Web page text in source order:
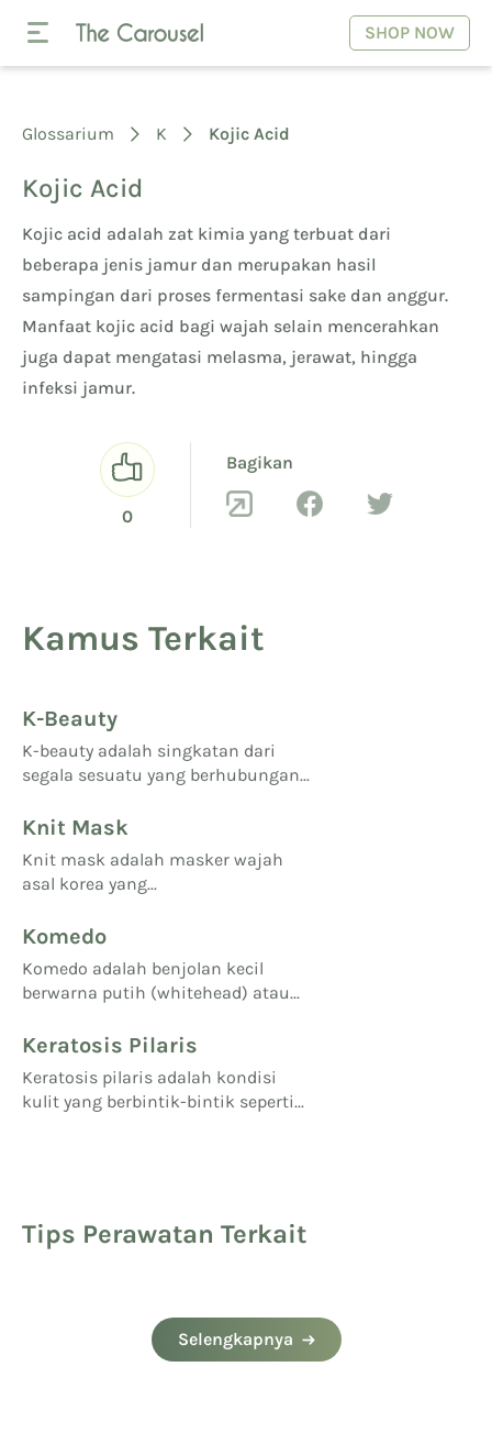
SHOP NOW
Glossarium K Kojic Acid
Kojic Acid
Kojic acid adalah zat kimia yang terbuat dari
beberapa jenis jamur dan merupakan hasil
sampingan dari proses fermentasi sake dan anggur.
Manfaat kojic acid bagi wajah selain mencerahkan
juga dapat mengatasi melasma, jerawat, hingga
infeksi jamur.
0
Bagikan
Kamus Terkait
K-Beauty
K-beauty adalah singkatan dari
segala sesuatu yang berhubungan...
Knit Mask
Knit mask adalah masker wajah
asal korea yang...
Komedo
Komedo adalah benjolan kecil
berwarna putih (whitehead) atau...
Keratosis Pilaris
Keratosis pilaris adalah kondisi
kulit yang berbintik-bintik seperti...
Tips Perawatan Terkait
Selengkapnya